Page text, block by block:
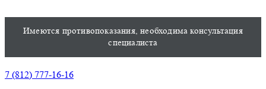
Имеются противопоказания, необходима консультация
специалиста
7 (812) 777-16-16